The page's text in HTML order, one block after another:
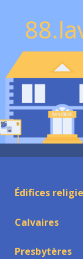
Édifices
Calvaires
Presbytères